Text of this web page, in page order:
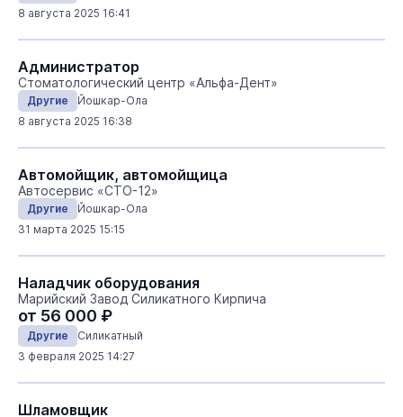
8 августа 2025 16:41
Администратор
Стоматологический центр «Альфа-Дент»
Другие
Йошкар-Ола
8 августа 2025 16:38
Автомойщик, автомойщица
Автосервис «СТО-12»
Другие
Йошкар-Ола
31 марта 2025 15:15
Наладчик оборудования
Марийский Завод Силикатного Кирпича
от 56 000 ₽
Другие
Силикатный
3 февраля 2025 14:27
Шламовщик